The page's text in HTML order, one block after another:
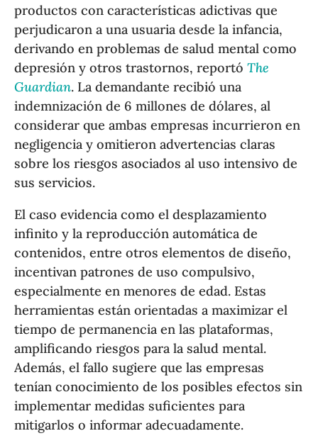
productos con características adictivas que
perjudicaron a una usuaria desde la infancia,
derivando en problemas de salud mental como
depresión y otros trastornos, reportóThe
Guardian. La demandante recibió una
indemnización de 6 millones de dólares, al
considerar que ambas empresas incurrieron en
negligencia y omitieron advertencias claras
sobre los riesgos asociados al uso intensivo de
sus servicios.
El caso evidencia como el desplazamiento
infinito y la reproducción automática de
contenidos, entre otros elementos de diseño,
incentivan patrones de uso compulsivo,
especialmente en menores de edad. Estas
herramientas están orientadas a maximizar el
tiempo de permanencia en las plataformas,
amplificando riesgos para la salud mental.
Además, el fallo sugiere que las empresas
tenían conocimiento de los posibles efectos sin
implementar medidas suficientes para
mitigarlos o informar adecuadamente.